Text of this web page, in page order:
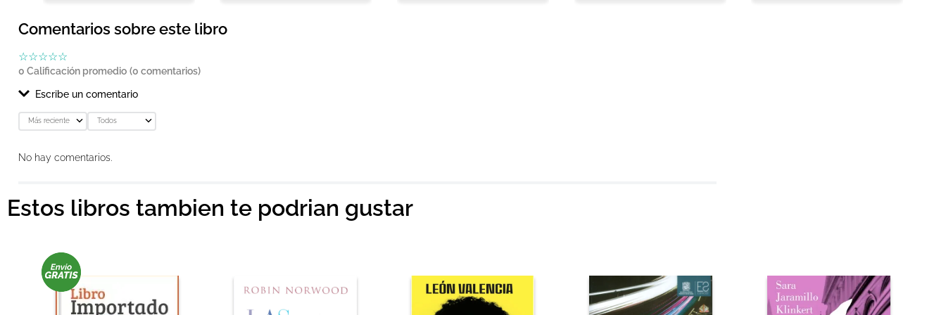
Comentarios sobre este libro
☆☆☆☆☆
0 Calificación promedio (0 comentarios)
Escribe un comentario
Agregar comentario
★★★
Tu nombre
Más reciente Todos
No hay comentarios.
Estos libros tambien te podrian gustar